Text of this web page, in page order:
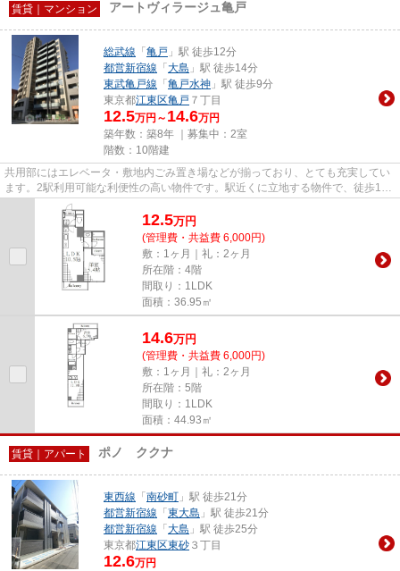
賃貸｜マンション アートヴィラージュ亀戸
総武線 「 亀戸 」駅 徒歩12分
都営新宿線 「 大島 」駅 徒歩14分
東武亀戸線 「 亀戸水神 」駅 徒歩9分
東京都江東区亀戸 ７丁目
12.5万円～ 14.6万円
築年数：築8年 ｜募集中： 2室
階数：10階建
共用部にはエレベータ・敷地内ごみ置き場などが揃っており、とても充実してい
ます。2駅利用可能な利便性の高い物件です。駅近くに立地する物件で、徒歩12
分程でアクセスできます。10階...
12.5万円
(管理費・共益費 6,000円)
敷：1ヶ月｜礼：2ヶ月
所在階：4階
間取り：1LDK
面積：36.95㎡
14.6万円
(管理費・共益費 6,000円)
敷：1ヶ月｜礼：2ヶ月
所在階：5階
間取り：1LDK
面積：44.93㎡
賃貸｜アパート ポノ ククナ
東西線 「 南砂町 」駅 徒歩21分
都営新宿線 「 東大島 」駅 徒歩21分
都営新宿線 「 大島 」駅 徒歩25分
東京都江東区東砂 ３丁目
12.6万円